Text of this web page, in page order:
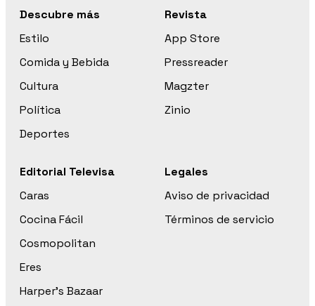
Descubre más
Estilo
Comida y Bebida
Cultura
Política
Deportes
Revista
App Store
Pressreader
Magzter
Zinio
Editorial Televisa
Caras
Cocina Fácil
Cosmopolitan
Eres
Harper’s Bazaar
Legales
Aviso de privacidad
Términos de servicio